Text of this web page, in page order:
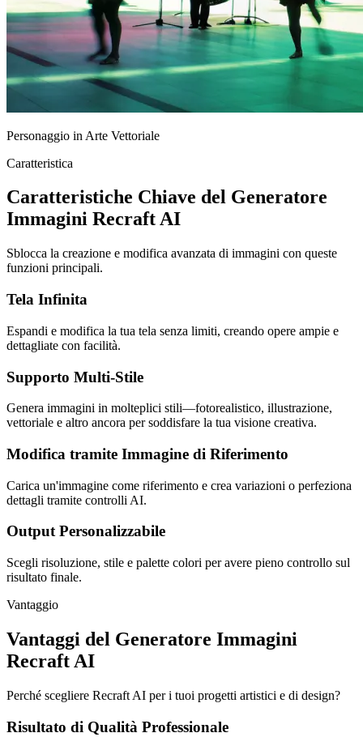
Personaggio in Arte Vettoriale
Caratteristica
Caratteristiche Chiave del Generatore
Immagini Recraft AI
Sblocca la creazione e modifica avanzata di immagini con queste
funzioni principali.
Tela Infinita
Espandi e modifica la tua tela senza limiti, creando opere ampie e
dettagliate con facilità.
Supporto Multi-Stile
Genera immagini in molteplici stili—fotorealistico, illustrazione,
vettoriale e altro ancora per soddisfare la tua visione creativa.
Modifica tramite Immagine di Riferimento
Carica un'immagine come riferimento e crea variazioni o perfeziona
dettagli tramite controlli AI.
Output Personalizzabile
Scegli risoluzione, stile e palette colori per avere pieno controllo sul
risultato finale.
Vantaggio
Vantaggi del Generatore Immagini
Recraft AI
Perché scegliere Recraft AI per i tuoi progetti artistici e di design?
Risultato di Qualità Professionale